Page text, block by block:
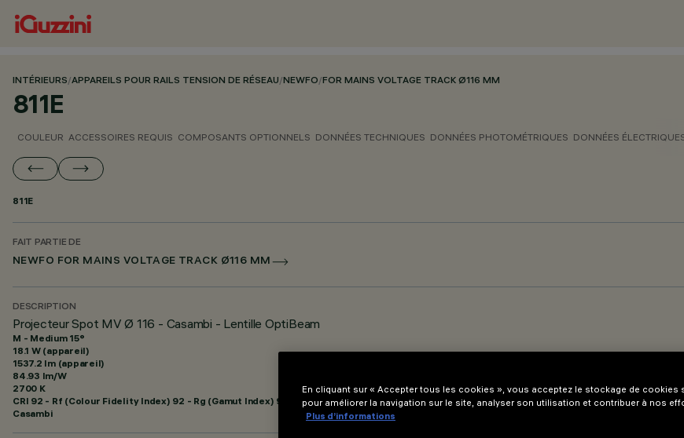
INTÉRIEURS/APPAREILS POUR RAILS TENSION DE RÉSEAU/NEWFO/FOR MAINS VOLTAGE TRACK Ø116 MM
811E
COULEUR ACCESSOIRES REQUIS COMPOSANTS OPTIONNELS DONNÉES TECHNIQUES DONNÉES PHOTOMÉTRIQUES DONNÉES
811E
FAIT PARTIE DE
NEWFO FOR MAINS VOLTAGE TRACK Ø116 MM
DESCRIPTION
Projecteur Spot MV Ø 116 - Casambi - Lentille OptiBeam
M - Medium 15°
18.1 W (appareil)
1537.2 lm (appareil)
84.93 lm/W
2700 K
CRI 92 - Rf (Colour Fidelity Index) 92 - Rg (Gamut Index) 99
Casambi
En cliquant sur « Accepter tous les cookies », vous acceptez le stockage de cookies
pour améliorer la navigation sur le site, analyser son utilisation et contribuer à nos
Plus d’informations